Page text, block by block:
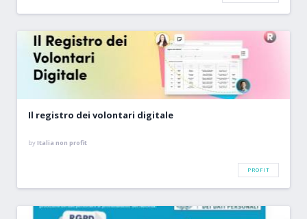
Il registro dei volontari digitale
byItalia non profit
PROFIT